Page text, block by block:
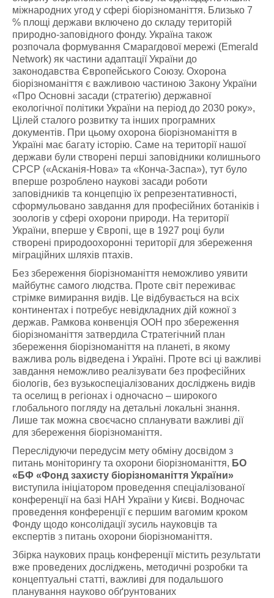
міжнародних угод у сфері біорізноманіття. Близько 7
% площі держави включено до складу територій
природно-заповідного фонду. Україна також
розпочала формування Смарагдової мережі (Emerald
Network) як частини адаптації України до
законодавства Європейського Союзу. Охорона
біорізноманіття є важливою частиною Закону України
«Про Основні засади (стратегію) державної
екологічної політики України на період до 2030 року»,
Цілей сталого розвитку та інших програмних
документів. При цьому охорона біорізноманіття в
Україні має багату історію. Саме на території нашої
держави були створені перші заповідники колишнього
СРСР («Асканія-Нова» та «Конча-Заспа»), тут було
вперше розроблено наукові засади роботи
заповідників та концепцію їх репрезентативності,
сформульовано завдання для професійних ботаніків і
зоологів у сфері охорони природи. На території
України, вперше у Європі, ще в 1927 році були
створені природоохоронні території для збереження
міграційних шляхів птахів.
Без збереження біорізноманіття неможливо уявити
майбутнє самого людства. Проте світ переживає
стрімке вимирання видів. Це відбувається на всіх
континентах і потребує невідкладних дій кожної з
держав. Рамкова конвенція ООН про збереження
біорізноманіття затвердила Стратегічний план
збереження біорізноманіття на планеті, в якому
важлива роль відведена і Україні. Проте всі ці важливі
завдання неможливо реалізувати без професійних
біологів, без вузькоспеціалізованих досліджень видів
та оселищ в регіонах і одночасно – широкого
глобального погляду на детальні локальні знання.
Лише так можна своєчасно спланувати важливі дії
для збереження біорізноманіття.
Переслідуючи передусім мету обміну досвідом з
питань моніторингу та охорони біорізноманіття, БО
«БФ «Фонд захисту біорізноманіття України»
виступила ініціатором проведення спеціалізованої
конференції на базі НАН України у Києві. Водночас
проведення конференції є першим вагомим кроком
Фонду щодо консолідації зусиль науковців та
експертів з питань охорони біорізноманіття.
Збірка наукових праць конференції містить результати
вже проведених досліджень, методичні розробки та
концептуальні статті, важливі для подальшого
планування науково обґрунтованих